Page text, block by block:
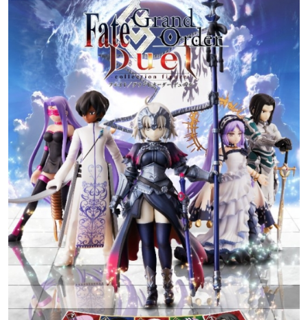
【FGO】バッファーとしても十分使えるね。レオニダス
強化みんなの反応まとめ
【雑談】アニプレックスってFGO以外で稼げるスマホゲ
ームってあるんだっけ？
【FGO】スルトくんは保険に使えたのかね実際
【FGO】スルトくんは保険に使えたのかね実際
【悲報】韓国人「え待って、何で日本の避難所って10年
前と同レベルなの(ドン引き
【FGO】絆16のメリットが全然出てこないけど、普通に
石がハチャメチャに貰えるとかそんな感じ？